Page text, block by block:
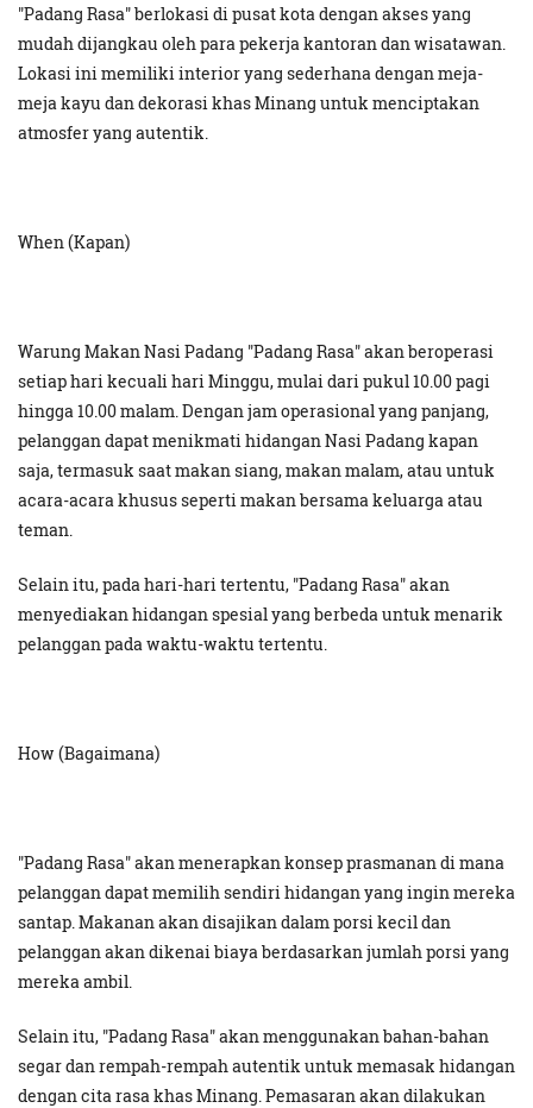
"Padang Rasa" berlokasi di pusat kota dengan akses yang
mudah dijangkau oleh para pekerja kantoran dan wisatawan.
Lokasi ini memiliki interior yang sederhana dengan meja-
meja kayu dan dekorasi khas Minang untuk menciptakan
atmosfer yang autentik.
When (Kapan)
Warung Makan Nasi Padang "Padang Rasa" akan beroperasi
setiap hari kecuali hari Minggu, mulai dari pukul 10.00 pagi
hingga 10.00 malam. Dengan jam operasional yang panjang,
pelanggan dapat menikmati hidangan Nasi Padang kapan
saja, termasuk saat makan siang, makan malam, atau untuk
acara-acara khusus seperti makan bersama keluarga atau
teman.
Selain itu, pada hari-hari tertentu, "Padang Rasa" akan
menyediakan hidangan spesial yang berbeda untuk menarik
pelanggan pada waktu-waktu tertentu.
How (Bagaimana)
"Padang Rasa" akan menerapkan konsep prasmanan di mana
pelanggan dapat memilih sendiri hidangan yang ingin mereka
santap. Makanan akan disajikan dalam porsi kecil dan
pelanggan akan dikenai biaya berdasarkan jumlah porsi yang
mereka ambil.
Selain itu, "Padang Rasa" akan menggunakan bahan-bahan
segar dan rempah-rempah autentik untuk memasak hidangan
dengan cita rasa khas Minang. Pemasaran akan dilakukan